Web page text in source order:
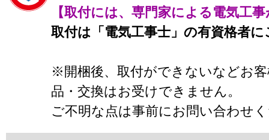
【取付には、専門家による電気工
取付は「電気工事士」の有資格者
※開梱後、取付ができないなどお
品・交換はお受けできません。
ご不明な点は事前にお問い合わせ